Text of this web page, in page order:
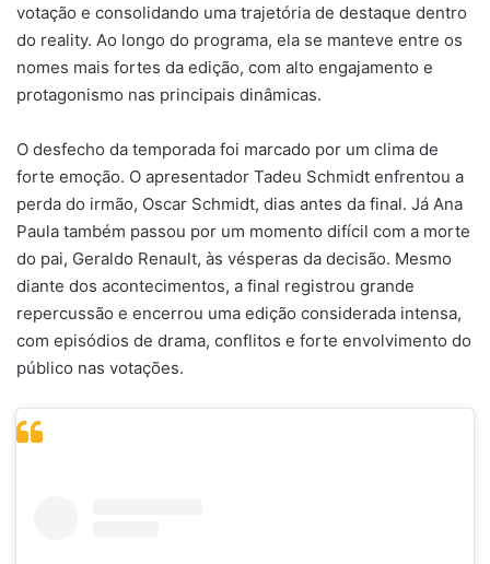
votação e consolidando uma trajetória de destaque dentro
do reality. Ao longo do programa, ela se manteve entre os
nomes mais fortes da edição, com alto engajamento e
protagonismo nas principais dinâmicas.
O desfecho da temporada foi marcado por um clima de
forte emoção. O apresentador Tadeu Schmidt enfrentou a
perda do irmão, Oscar Schmidt, dias antes da final. Já Ana
Paula também passou por um momento difícil com a morte
do pai, Geraldo Renault, às vésperas da decisão. Mesmo
diante dos acontecimentos, a final registrou grande
repercussão e encerrou uma edição considerada intensa,
com episódios de drama, conflitos e forte envolvimento do
público nas votações.